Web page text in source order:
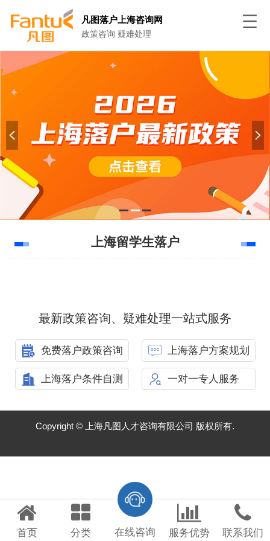
凡图落户上海咨询网
政策咨询 疑难处理
上海留学生落户
最新政策咨询、疑难处理一站式服务
免费落户政策咨询 上海落户方案规划
上海落户条件自测 一对一专人服务
Copyright © 上海凡图人才咨询有限公司 版权所有.
首页 分类 在线咨询 服务优势 联系我们